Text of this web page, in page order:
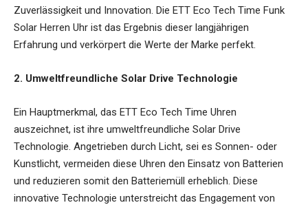
Zuverlässigkeit und Innovation. Die ETT Eco Tech Time Funk
Solar Herren Uhr ist das Ergebnis dieser langjährigen
Erfahrung und verkörpert die Werte der Marke perfekt.
2. Umweltfreundliche Solar Drive Technologie
Ein Hauptmerkmal, das ETT Eco Tech Time Uhren
auszeichnet, ist ihre umweltfreundliche Solar Drive
Technologie. Angetrieben durch Licht, sei es Sonnen- oder
Kunstlicht, vermeiden diese Uhren den Einsatz von Batterien
und reduzieren somit den Batteriemüll erheblich. Diese
innovative Technologie unterstreicht das Engagement von